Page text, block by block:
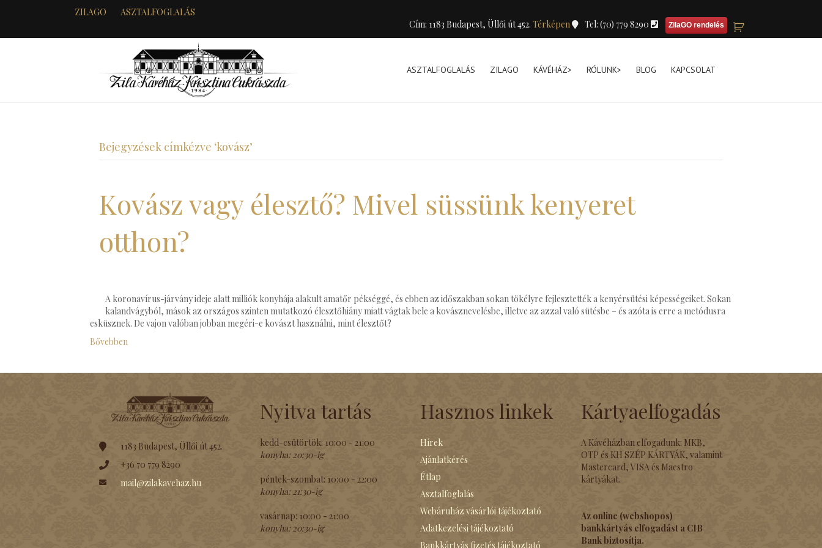
ZILAGO
ASZTALFOGLALÁS
Cím: 1183 Budapest, Üllői út 452. Térképen Tel: (70) 779 8290 ZilaGO rendelés
ASZTALFOGLALÁS ZILAGO KÁVÉHÁZ> RÓLUNK> BLOG KAPCSOLAT
Bejegyzések címkézve ‘kovász’
Kovász vagy élesztő? Mivel süssünk kenyeret
otthon?
A koronavírus-járvány ideje alatt milliók konyhája alakult amatőr pékséggé, és ebben az időszakban sokan tökélyre fejlesztették a kenyérsütési képességeiket. Sokan
kalandvágyból, mások az országos szinten mutatkozó élesztőhiány miatt vágtak bele a kovásznevelésbe, illetve az azzal való sütésbe – és azóta is erre a metódusra
esküsznek. De vajon valóban jobban megéri-e kovászt használni, mint élesztőt?
Bővebben
1183 Budapest, Üllői út 452.
+36 70 779 8290
mail@zilakavehaz.hu
Nyitva tartás
kedd-csütörtök: 10:00 - 21:00
konyha:20:30-ig
péntek-szombat: 10:00 - 22:00
konyha:21:30-ig
vasárnap: 10:00 - 21:00
konyha: 20:30-ig
Hasznos linkek
Hírek
Ajánlatkérés
Étlap
Asztalfoglalás
Webáruház vásárlói tájékoztató
Adatkezelési tájékoztató
Bankkártyás fizetés tájékoztató
Kártyaelfogadás
A Kávéházban elfogadunk: MKB,
OTP és KH SZÉP KÁRTYÁK, valamint
Mastercard, VISA és Maestro
kártyákat.
Az online (webshopos)
bankkártyás elfogadást a CIB
Bank biztosítja.